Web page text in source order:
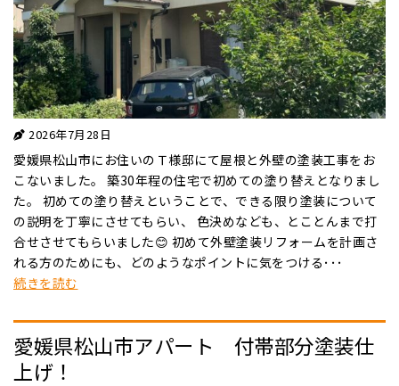
2026年7月28日
愛媛県松山市にお住いのＴ様邸にて屋根と外壁の塗装工事をお
こないました。 築30年程の住宅で初めての塗り替えとなりまし
た。 初めての塗り替えということで、できる限り塗装について
の説明を丁寧にさせてもらい、 色決めなども、とことんまで打
合せさせてもらいました😊 初めて外壁塗装リフォームを計画さ
れる方のためにも、どのようなポイントに気をつける･･･
続きを読む
愛媛県松山市アパート 付帯部分塗装仕
上げ！